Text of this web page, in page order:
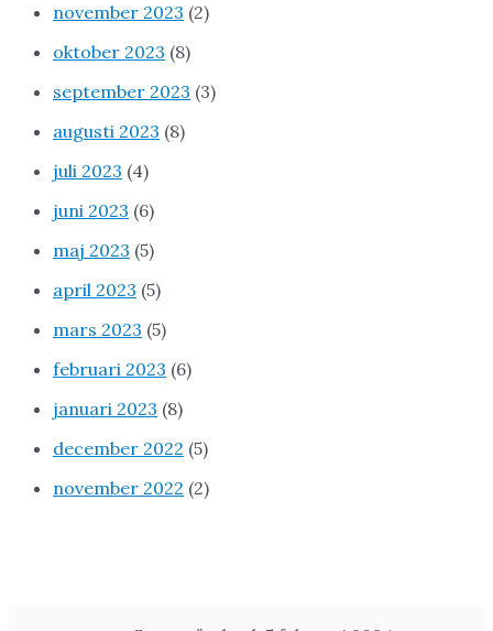
november 2023 (2)
oktober 2023 (8)
september 2023 (3)
augusti 2023 (8)
juli 2023 (4)
juni 2023 (6)
maj 2023 (5)
april 2023 (5)
mars 2023 (5)
februari 2023 (6)
januari 2023 (8)
december 2022 (5)
november 2022 (2)